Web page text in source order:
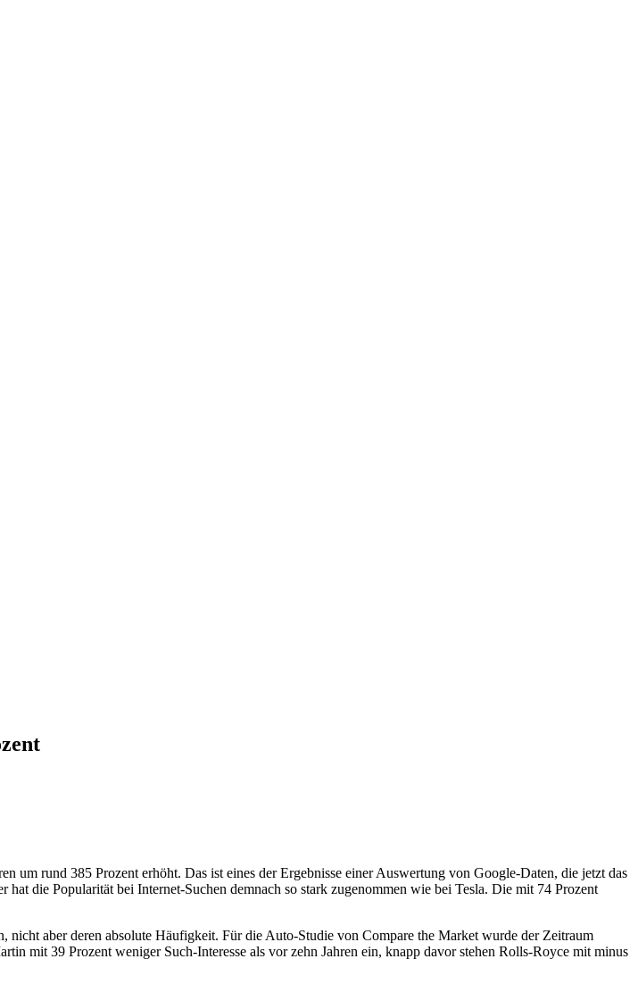
um rund 385 Prozent erhöht. Das ist eines der Ergebnisse einer Auswertung von Google-Daten, die jetzt das
die Popularität bei Internet-Suchen demnach so stark zugenommen wie bei Tesla. Die mit 74 Prozent
aber deren absolute Häufigkeit. Für die Auto-Studie von Compare the Market wurde der Zeitraum
mit 39 Prozent weniger Such-Interesse als vor zehn Jahren ein, knapp davor stehen Rolls-Royce mit minus